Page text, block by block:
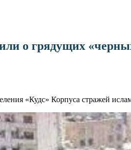
о грядущих
«Кудс» Корпуса стражей